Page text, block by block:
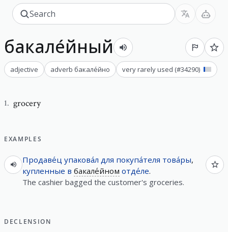
бакале́йный
adjective adverb бакале́йно very rarely used (#34290)
1. grocery
EXAMPLES
Продаве́ц упакова́л для покупа́теля това́ры,
купленные в бакале́йном отде́ле.
The cashier bagged the customer's groceries.
DECLENSION